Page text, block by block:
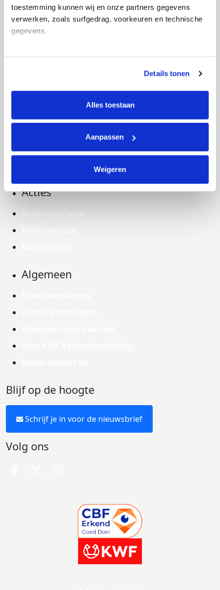
toestemming kunnen wij en onze partners gegevens
verwerken, zoals surfgedrag, voorkeuren en technische
gegevens.
tonen. Je kunt je toestemming op elk moment wijzigen of
intrekken via Cookie instellingen onderaan de pagina. De
lijst met cookies is te vinden in het tabblad “details”.
Details tonen
Alles toestaan
Aanpassen
Weigeren
KWF Kankerbestrijding
Kanker raakt ons allemaal. Jaarlijks sterven er zo'n
45.000 mensen als gevolg van kanker. De ziekte is
Minder kanker, meer genezing en een betere kwaliteit
van leven voor kankerpatiënten. Dat is het doel van
KWF Kankerbestrijding.
Acties
Algemeen
Blijf op de hoogte
Schrijf je in voor de nieuwsbrief
Volg ons